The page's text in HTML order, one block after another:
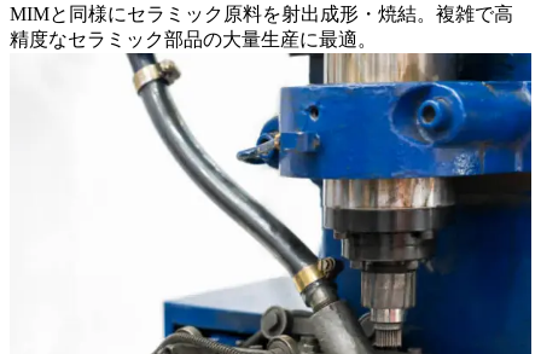
MIMと同様にセラミック原料を射出成形・焼結。複雑で高
精度なセラミック部品の大量生産に最適。